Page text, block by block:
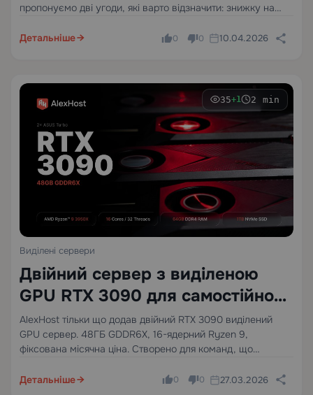
пропонуємо дві угоди, які варто відзначити: знижку на
обмеженого випуску за ціною, яка не протримається
Детальніше 0 0 10.04.2026
35+1 2 min
Виділені сервери
Двійний сервер з виділеною
GPU RTX 3090 для самостійно
розміщених LLMs
AlexHost тільки що додав двійний RTX 3090 виділений
GPU сервер. 48ГБ GDDR6X, 16-ядерний Ryzen 9,
фіксована місячна ціна. Створено для команд, що
експерименти, не випадкові висновки, а постійні
Детальніше 0 0 27.03.2026